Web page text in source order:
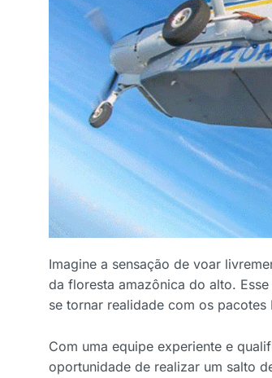
Imagine a sensação de voar
da floresta amazônica do alto.
se tornar realidade com os pacotes
Com uma equipe experiente e
oportunidade de realizar um salto